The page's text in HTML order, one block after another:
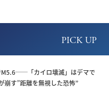
PICK UP
「カイロ壊滅」はデマで
崩す”距離を無視した恐怖”